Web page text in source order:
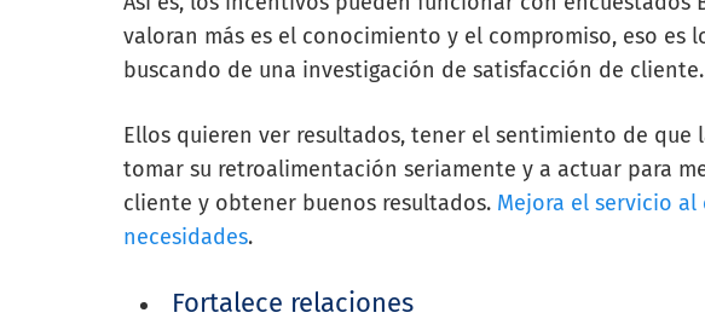
valoran más es el conocimiento y el compromiso, eso es
buscando de una investigación de satisfacción de cliente.
Ellos quieren ver resultados, tener el sentimiento de que
tomar su retroalimentación seriamente y a actuar para
cliente y obtener buenos resultados. Mejora el servicio
necesidades.
Fortalece relaciones